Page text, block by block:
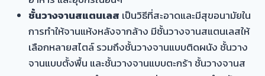
ชั้นวางจานสแตนเลส เป็นวิธีที่สะอาดและมีสุขอนามัยใน
การทำให้จานแห้งหลังจากล้าง มีชั้นวางจานสแตนเลสให้
เลือกหลายสไตล์ รวมถึงชั้นวางจานแบบติดผนัง ชั้นวาง
จานแบบตั้งพื้น และชั้นวางจานแบบตะกร้า ชั้นวางจานส